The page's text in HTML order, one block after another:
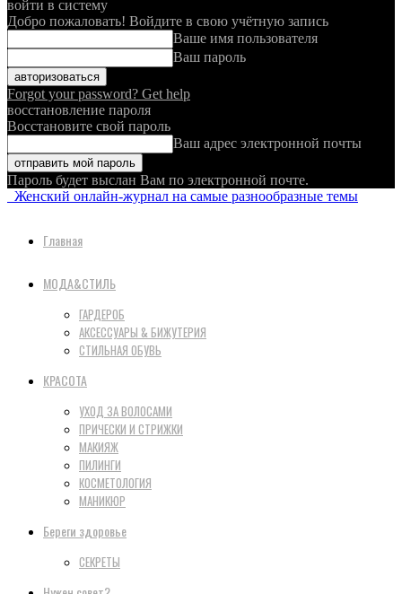
войти в систему
Добро пожаловать! Войдите в свою учётную запись
Ваше имя пользователя
Ваш пароль
Forgot your password? Get help
восстановление пароля
Восстановите свой пароль
Ваш адрес электронной почты
Пароль будет выслан Вам по электронной почте.
Женский онлайн-журнал на самые разнообразные темы
Главная
МОДА&СТИЛЬ
ГАРДЕРОБ
АКСЕССУАРЫ & БИЖУТЕРИЯ
СТИЛЬНАЯ ОБУВЬ
КРАСОТА
УХОД ЗА ВОЛОСАМИ
ПРИЧЕСКИ И СТРИЖКИ
МАКИЯЖ
ПИЛИНГИ
КОСМЕТОЛОГИЯ
МАНИКЮР
Береги здоровье
СЕКРЕТЫ